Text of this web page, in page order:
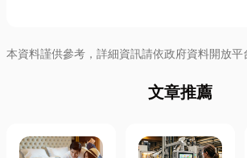
本資料謹供參考，詳細資訊請依政府資料開放平
文章推薦